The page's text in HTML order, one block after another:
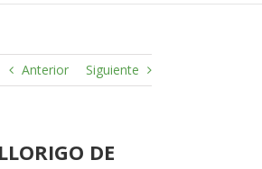
Anterior Siguiente
DE